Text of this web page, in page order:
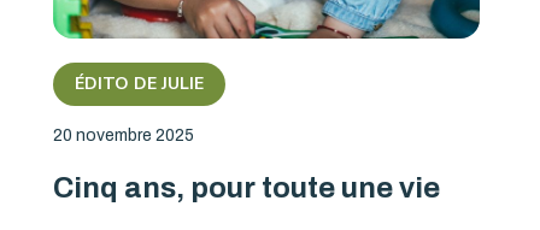
ÉDITO DE JULIE
20 novembre 2025
Cinq ans, pour toute une vie